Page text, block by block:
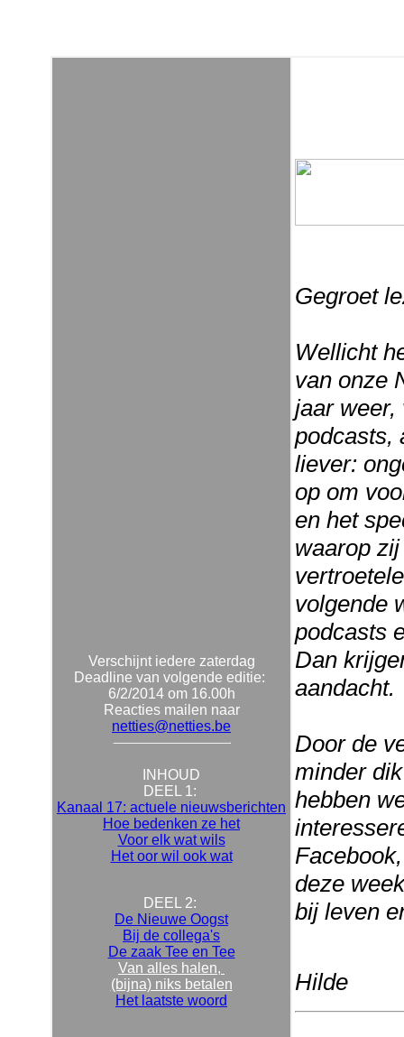
Verschijnt iedere zaterdag
Deadline van volgende editie:
6/2/2014 om 16.00h
Reacties mailen naar
netties@netties.be
INHOUD
DEEL 1:
Kanaal 17: actuele nieuwsberichten
Hoe bedenken ze het
Voor elk wat wils
Het oor wil ook wat
DEEL 2:
De Nieuwe Oogst
Bij de collega's
De zaak Tee en Tee
Van alles halen,
(bijna) niks betalen
Het laatste woord
Gegroet
Wellicht
van onze
jaar weer,
podcasts,
liever:
op om
en het
waarop
volgende
podcasts
Dan
aandacht.
Door de
minder
hebben
deze
bij leven
Hilde